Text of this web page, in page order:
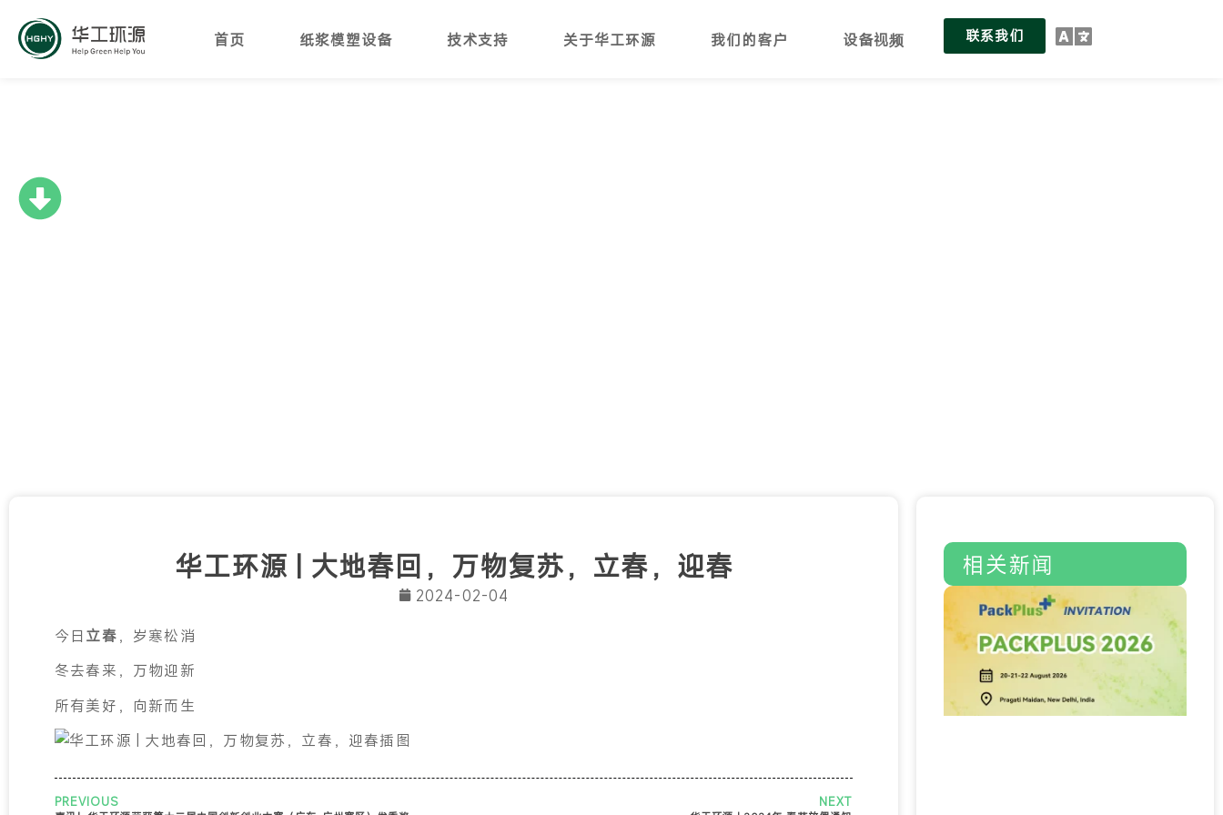
首页 纸浆模塑设备 技术支持 关于华工环源 我们的客户 设备视频 联系我们
华工环源 | 大地春回，万物复苏，立春，迎春
2024-02-04
今日立春，岁寒松消
冬去春来，万物迎新
所有美好，向新而生
PREVIOUS NEXT
相关新闻